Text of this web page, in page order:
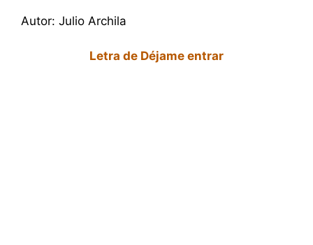
Autor: Julio Archila
Letra de Déjame entrar